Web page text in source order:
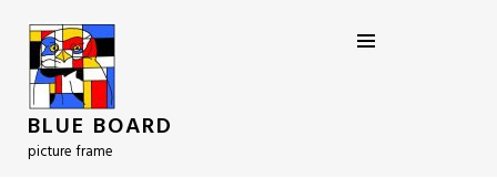
BLUE BOARD
picture frame